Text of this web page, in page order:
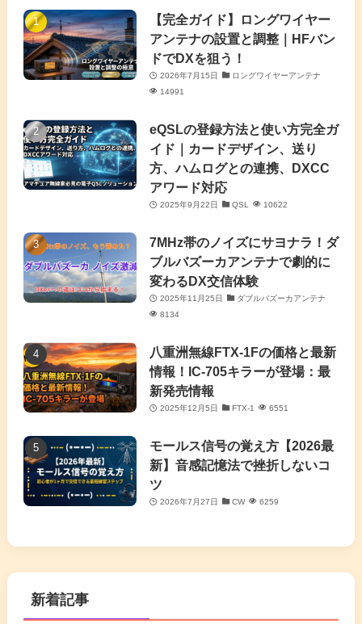
(4)
(3)
(7)
(6)
(7)
(5)
(4)
(2)
(5)
(11)
(1)
【完全ガイド】ロングワイヤー
アンテナの設置と調整｜HFバン
ドでDXを狙う！
2026年7月15日
ロングワイヤーアンテナ
14991
eQSLの登録方法と使い方完全ガ
イド｜カードデザイン、送り
方、ハムログとの連携、DXCC
アワード対応
2025年9月22日 QSL 10622
7MHz帯のノイズにサヨナラ！ダ
ブルバズーカアンテナで劇的に
変わるDX交信体験
2025年11月25日
ダブルバズーカアンテナ
8134
八重洲無線FTX-1Fの価格と最新
情報！IC-705キラーが登場：最
新発売情報
2025年12月5日 FTX-1 6551
モールス信号の覚え方【2026最
新】音感記憶法で挫折しないコ
ツ
2026年7月27日 CW 6259
新着記事